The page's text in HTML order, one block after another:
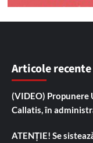
Articole recente
(VIDEO) Propunere
Callatis, în
ATENȚIE! Se